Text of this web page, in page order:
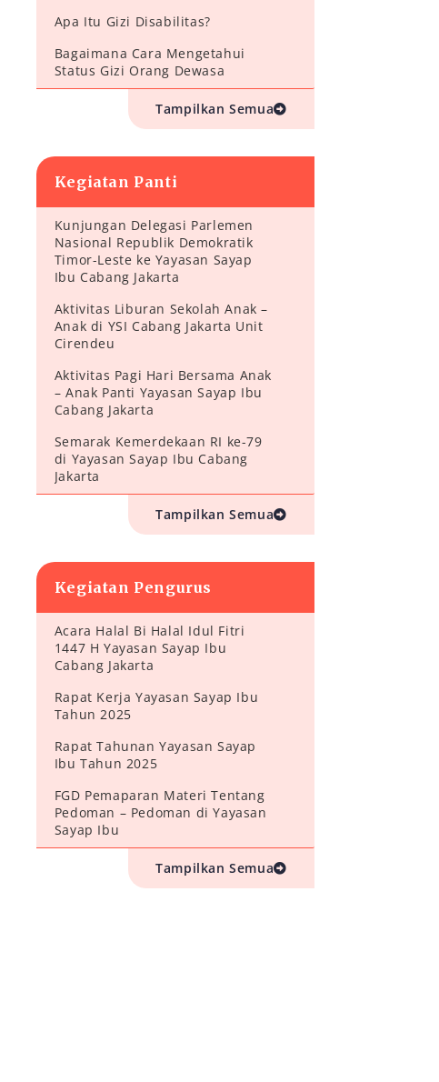
Apa Itu Gizi Disabilitas?
Bagaimana Cara Mengetahui
Status Gizi Orang Dewasa
Tampilkan Semua
Kegiatan Panti
Kunjungan Delegasi Parlemen
Nasional Republik Demokratik
Timor-Leste ke Yayasan Sayap
Ibu Cabang Jakarta
Aktivitas Liburan Sekolah Anak –
Anak di YSI Cabang Jakarta Unit
Cirendeu
Aktivitas Pagi Hari Bersama Anak
– Anak Panti Yayasan Sayap Ibu
Cabang Jakarta
Semarak Kemerdekaan RI ke-79
di Yayasan Sayap Ibu Cabang
Jakarta
Tampilkan Semua
Kegiatan Pengurus
Acara Halal Bi Halal Idul Fitri
1447 H Yayasan Sayap Ibu
Cabang Jakarta
Rapat Kerja Yayasan Sayap Ibu
Tahun 2025
Rapat Tahunan Yayasan Sayap
Ibu Tahun 2025
FGD Pemaparan Materi Tentang
Pedoman – Pedoman di Yayasan
Sayap Ibu
Tampilkan Semua